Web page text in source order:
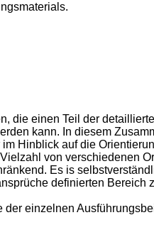
die einen Teil der
kann. In diesem
Hinblick auf die
von verschiedenen
Es is
definierten Bereich
einzelnen